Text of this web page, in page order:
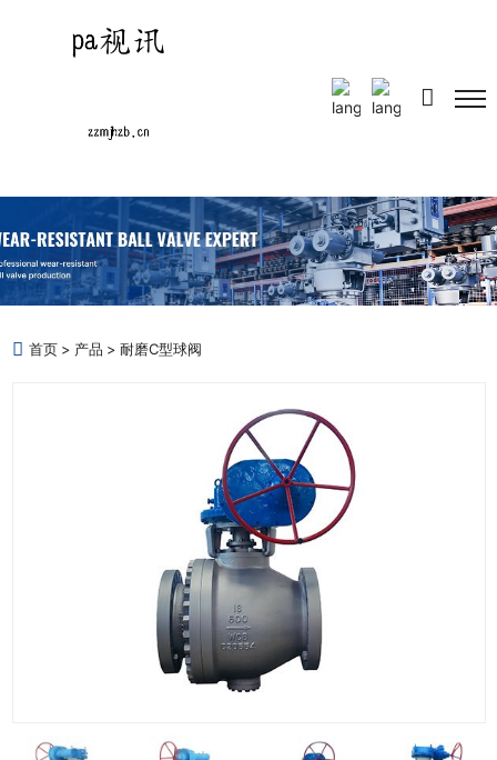
Select Language
首页 产品 耐磨C型球阀